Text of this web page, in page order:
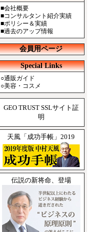
■会社概要
■コンサルタント紹介実績
■ポリシー＆実績
■過去のアップ情報
会員用ページ
Special Links
○通販ガイド
○美容・コスメ
GEO TRUST SSLサイト証
明
天風「成功手帳」2019
伝説の新将命、登場